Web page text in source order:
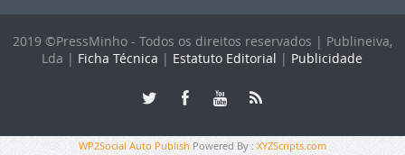
2019 ©PressMinho - Todos os direitos reservados | Publineiva,
Lda | Ficha Técnica | Estatuto Editorial | Publicidade
WP2Social Auto Publish Powered By : XYZScripts.com